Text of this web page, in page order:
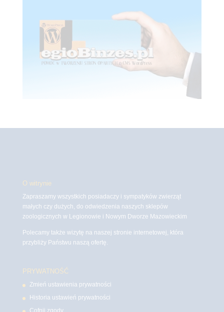
O witrynie
Zapraszamy wszystkich posiadaczy i sympatyków zwierząt
małych czy dużych, do odwiedzenia naszych sklepów
zoologicznych w Legionowie i Nowym Dworze Mazowieckim
Polecamy także wizytę na naszej stronie internetowej, która
przybliży Państwu naszą ofertę.
PRYWATNOŚĆ
Zmień ustawienia prywatności
Historia ustawień prywatności